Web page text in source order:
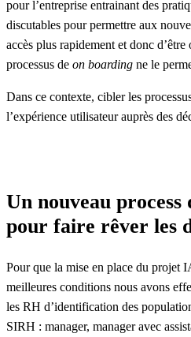
pour l’entreprise entrainant des
discutables pour permettre aux
accès plus rapidement et donc
processus de on boarding ne le
Dans ce contexte, cibler les
l’expérience utilisateur auprès des
Un nouveau process
pour faire rêver les
Pour que la mise en place du projet
meilleures conditions nous avons
les RH d’identification des
SIRH : manager, manager avec